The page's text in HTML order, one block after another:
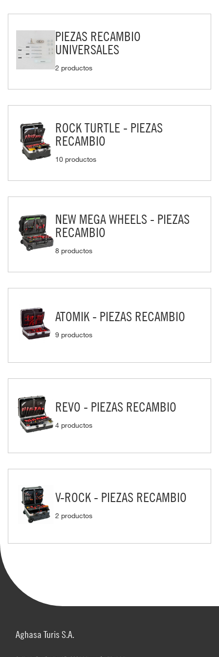
PIEZAS RECAMBIO
UNIVERSALES
2 productos
ROCK TURTLE - PIEZAS
RECAMBIO
10 productos
NEW MEGA WHEELS - PIEZAS
RECAMBIO
8 productos
ATOMIK - PIEZAS RECAMBIO
9 productos
REVO - PIEZAS RECAMBIO
4 productos
V-ROCK - PIEZAS RECAMBIO
2 productos
Aghasa Turis S.A.